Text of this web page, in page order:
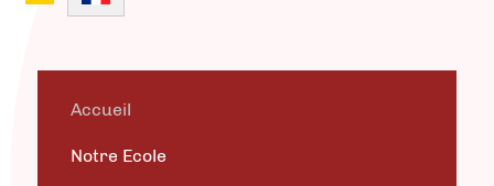
Accueil
Notre Ecole